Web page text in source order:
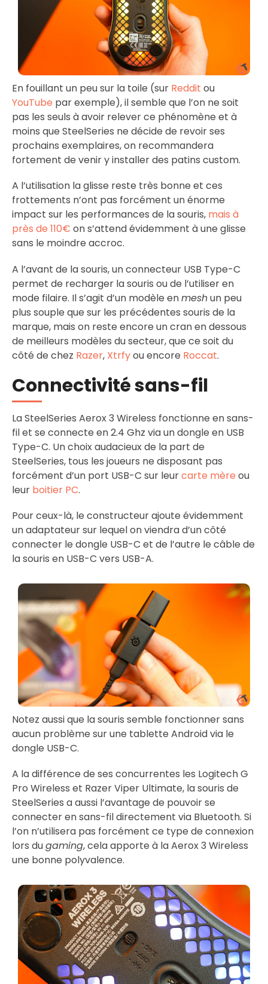
En fouillant un peu sur la toile (sur Reddit ou
YouTube par exemple), il semble que l’on ne soit
pas les seuls à avoir relever ce phénomène et à
moins que SteelSeries ne décide de revoir ses
prochains exemplaires, on recommandera
fortement de venir y installer des patins custom.
A l’utilisation la glisse reste très bonne et ces
frottements n’ont pas forcément un énorme
impact sur les performances de la souris, mais à
près de 110€ on s’attend évidemment à une glisse
sans le moindre accroc.
A l’avant de la souris, un connecteur USB Type-C
permet de recharger la souris ou de l’utiliser en
mode filaire. Il s’agit d’un modèle enmeshun peu
plus souple que sur les précédentes souris de la
marque, mais on reste encore un cran en dessous
de meilleurs modèles du secteur, que ce soit du
côté de chez Razer, Xtrfyou encore Roccat.
Connectivité sans-fil
La SteelSeries Aerox 3 Wireless fonctionne en sans-
fil et se connecte en 2.4 Ghz via un dongle en USB
Type-C. Un choix audacieux de la part de
SteelSeries, tous les joueurs ne disposant pas
forcément d’un port USB-C sur leurcarte mère ou
leur boitier PC.
Pour ceux-là, le constructeur ajoute évidemment
un adaptateur sur lequel on viendra d’un côté
connecter le dongle USB-C et de l’autre le câble de
la souris en USB-C vers USB-A.
Notez aussi que la souris semble fonctionner sans
aucun problème sur une tablette Android via le
dongle USB-C.
A la différence de ses concurrentes les Logitech G
Pro Wireless et Razer Viper Ultimate, la souris de
SteelSeries a aussi l’avantage de pouvoir se
connecter en sans-fil directement via Bluetooth. Si
l’on n’utilisera pas forcément ce type de connexion
lors dugaming, cela apporte à la Aerox 3 Wireless
une bonne polyvalence.